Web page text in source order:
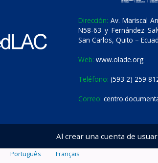
Dirección: Av. Mariscal
N58-63 y Fernández
San Carlos, Quito –
Web: www.olade.org
Teléfono: (593 2) 259
Correo:
Al crear una cuenta de
Português Français